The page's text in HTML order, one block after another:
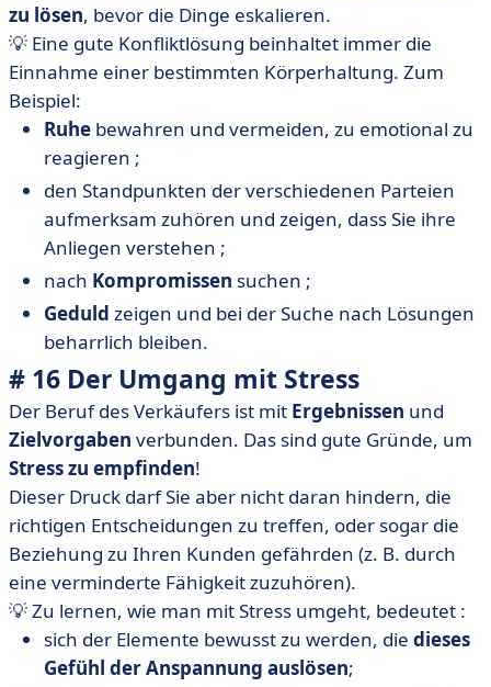
zu lösen, bevor die Dinge eskalieren.
💡 Eine gute Konfliktlösung beinhaltet immer die
Einnahme einer bestimmten Körperhaltung. Zum
Beispiel:
Ruhe bewahren und vermeiden, zu emotional zu
reagieren ;
den Standpunkten der verschiedenen Parteien
aufmerksam zuhören und zeigen, dass Sie ihre
Anliegen verstehen ;
nach Kompromissen suchen ;
Geduld zeigen und bei der Suche nach Lösungen
beharrlich bleiben.
# 16 Der Umgang mit Stress
Der Beruf des Verkäufers ist mit Ergebnissen und
Zielvorgaben verbunden. Das sind gute Gründe, um
Stress zu empfinden!
Dieser Druck darf Sie aber nicht daran hindern, die
richtigen Entscheidungen zu treffen, oder sogar die
Beziehung zu Ihren Kunden gefährden (z. B. durch
eine verminderte Fähigkeit zuzuhören).
💡 Zu lernen, wie man mit Stress umgeht, bedeutet :
sich der Elemente bewusst zu werden, die dieses
Gefühl der Anspannung auslösen;